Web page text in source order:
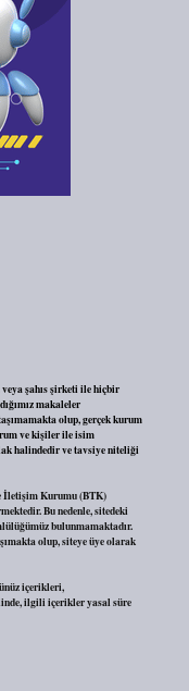
şahıs şirketi ile hiçbir
makaleler
olup, gerçek kurum
ve kişiler ile isim
halindedir ve tavsiye niteliği
İletişim Kurumu (BTK)
Bu nedenle, sitedeki
bulunmamaktadır.
olup, siteye üye olarak
içerikleri,
ilgili içerikler yasal süre